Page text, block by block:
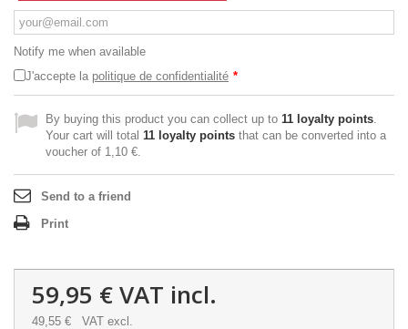
Notify me when available
J'accepte la politique de confidentialité *
By buying this product you can collect up to 11 loyalty points.
Your cart will total 11 loyalty points that can be converted into a
voucher of 1,10 €.
Send to a friend
Print
59,95 €VAT incl.
49,55 € VAT excl.